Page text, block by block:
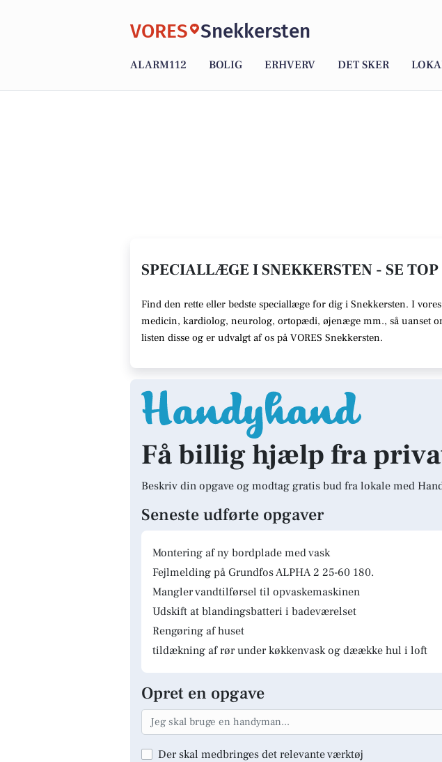
VORES Snekkersten
ALARM112 BOLIG ERHVERV DET SKER
SPECIALLÆGE I SNEKKERSTEN - SE
Find den rette eller bedste speciallæge for dig i Snekkersten. I
medicin, kardiolog, neurolog, ortopædi, øjenæge mm., så
listen disse og er udvalgt af os på VORES Snekkersten.
Få billig hjælp fra
Beskriv din opgave og modtag gratis bud fra lokale med
Seneste udførte opgaver
Montering af ny bordplade med vask
Fejlmelding på Grundfos ALPHA 2 25-60 180.
Mangler vandtilførsel til opvaskemaskinen
Udskift at blandingsbatteri i badeværelset
Rengøring af huset
tildækning af rør under køkkenvask og dæække hul i loft
Opret en opgave
Der skal medbringes det relevante værktøj